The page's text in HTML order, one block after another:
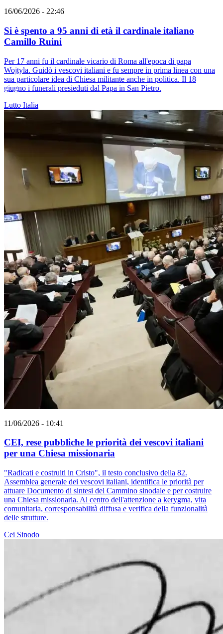
16/06/2026 - 22:46
Si è spento a 95 anni di età il cardinale italiano
Camillo Ruini
Per 17 anni fu il cardinale vicario di Roma all'epoca di papa
Wojtyla. Guidò i vescovi italiani e fu sempre in prima linea con una
sua particolare idea di Chiesa militante anche in politica. Il 18
giugno i funerali presieduti dal Papa in San Pietro.
Lutto Italia
11/06/2026 - 10:41
CEI, rese pubbliche le priorità dei vescovi italiani
per una Chiesa missionaria
"Radicati e costruiti in Cristo", il testo conclusivo della 82.
Assemblea generale dei vescovi italiani, identifica le priorità per
attuare Documento di sintesi del Cammino sinodale e per costruire
una Chiesa missionaria. Al centro dell'attenzione a kerygma, vita
comunitaria, corresponsabilità diffusa e verifica della funzionalità
delle strutture.
Cei Sinodo